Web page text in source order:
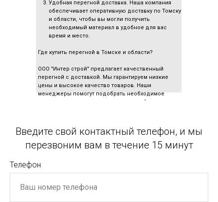
Удобная перегной доставка. Наша компания
обеспечивает оперативную доставку по Томску
и области, чтобы вы могли получить
необходимый материал в удобное для вас
время и место.
Где купить перегной в Томске и области?
ООО "Интер строй" предлагает качественный
перегной с доставкой. Мы гарантируем низкие
цены и высокое качество товаров. Наши
менеджеры помогут подобрать необходимое
количество перегноя и организовать быструю
Введите свой контактный телефон, и мы
перезвоним вам в течение 15 минут
Телефон